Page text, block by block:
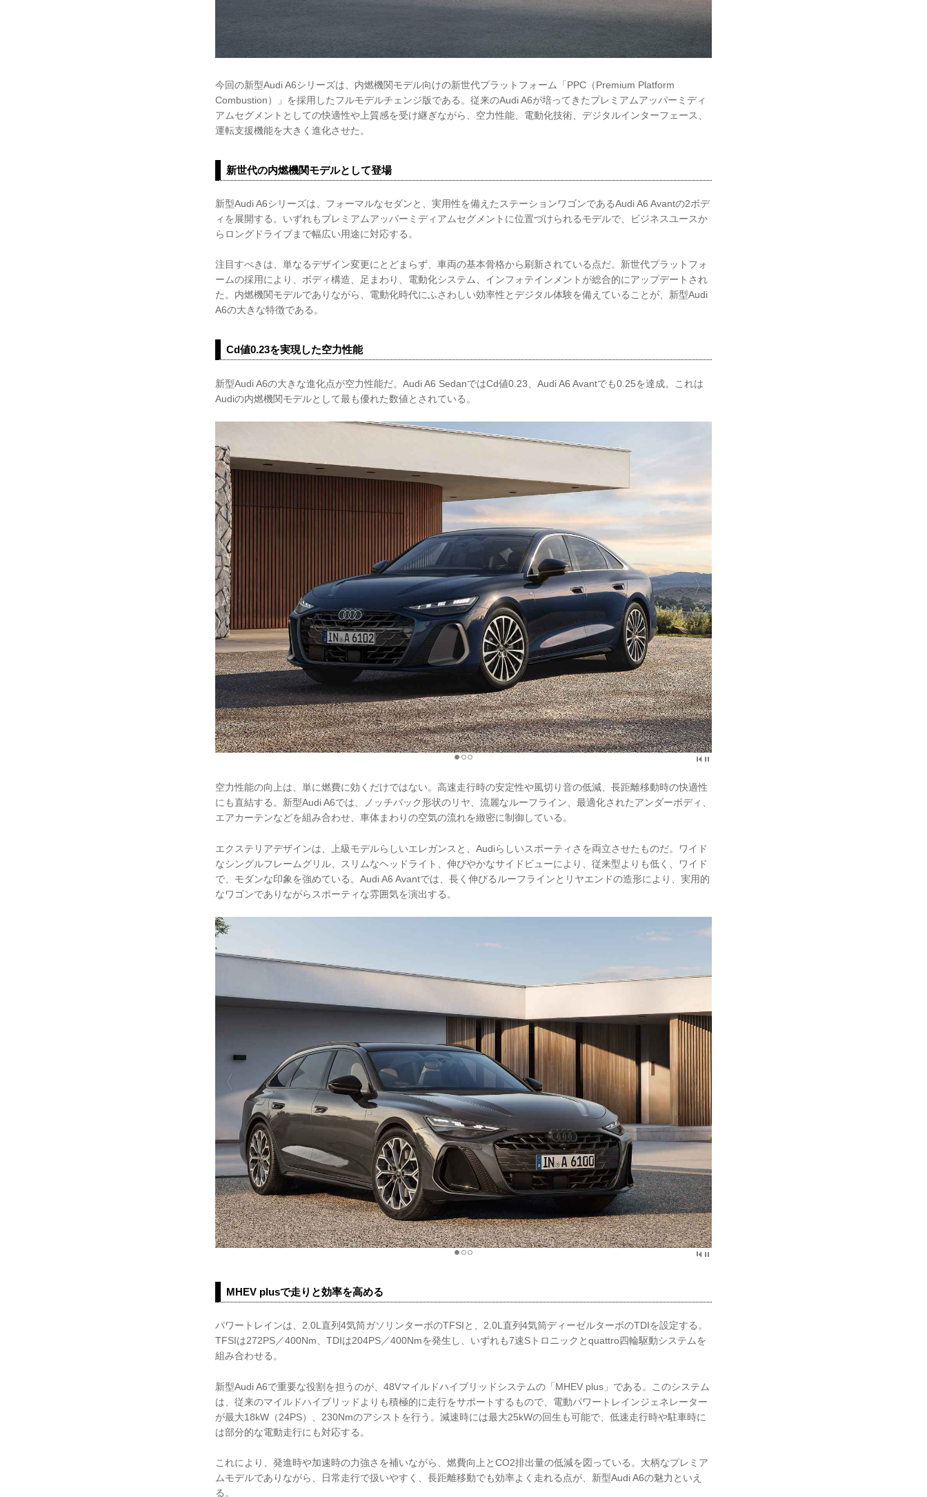
今回の新型Audi A6シリーズは、内燃機関モデル向けの新世代プラットフォーム「PPC（Premium Platform
Combustion）」を採用したフルモデルチェンジ版である。従来のAudi A6が培ってきたプレミアムアッパーミディ
アムセグメントとしての快適性や上質感を受け継ぎながら、空力性能、電動化技術、デジタルインターフェース、
運転支援機能を大きく進化させた。
新世代の内燃機関モデルとして登場
新型Audi A6シリーズは、フォーマルなセダンと、実用性を備えたステーションワゴンであるAudi A6 Avantの2ボデ
ィを展開する。いずれもプレミアムアッパーミディアムセグメントに位置づけられるモデルで、ビジネスユースか
らロングドライブまで幅広い用途に対応する。
注目すべきは、単なるデザイン変更にとどまらず、車両の基本骨格から刷新されている点だ。新世代プラットフォ
ームの採用により、ボディ構造、足まわり、電動化システム、インフォテインメントが総合的にアップデートされ
た。内燃機関モデルでありながら、電動化時代にふさわしい効率性とデジタル体験を備えていることが、新型Audi
A6の大きな特徴である。
Cd値0.23を実現した空力性能
新型Audi A6の大きな進化点が空力性能だ。Audi A6 SedanではCd値0.23、Audi A6 Avantでも0.25を達成。これは
Audiの内燃機関モデルとして最も優れた数値とされている。
空力性能の向上は、単に燃費に効くだけではない。高速走行時の安定性や風切り音の低減、長距離移動時の快適性
にも直結する。新型Audi A6では、ノッチバック形状のリヤ、流麗なルーフライン、最適化されたアンダーボディ、
エアカーテンなどを組み合わせ、車体まわりの空気の流れを緻密に制御している。
エクステリアデザインは、上級モデルらしいエレガンスと、Audiらしいスポーティさを両立させたものだ。ワイド
なシングルフレームグリル、スリムなヘッドライト、伸びやかなサイドビューにより、従来型よりも低く、ワイド
で、モダンな印象を強めている。Audi A6 Avantでは、長く伸びるルーフラインとリヤエンドの造形により、実用的
なワゴンでありながらスポーティな雰囲気を演出する。
MHEV plusで走りと効率を高める
パワートレインは、2.0L直列4気筒ガソリンターボのTFSIと、2.0L直列4気筒ディーゼルターボのTDIを設定する。
TFSIは272PS／400Nm、TDIは204PS／400Nmを発生し、いずれも7速Sトロニックとquattro四輪駆動システムを
組み合わせる。
新型Audi A6で重要な役割を担うのが、48Vマイルドハイブリッドシステムの「MHEV plus」である。このシステム
は、従来のマイルドハイブリッドよりも積極的に走行をサポートするもので、電動パワートレインジェネレーター
が最大18kW（24PS）、230Nmのアシストを行う。減速時には最大25kWの回生も可能で、低速走行時や駐車時に
は部分的な電動走行にも対応する。
これにより、発進時や加速時の力強さを補いながら、燃費向上とCO2排出量の低減を図っている。大柄なプレミア
ムモデルでありながら、日常走行で扱いやすく、長距離移動でも効率よく走れる点が、新型Audi A6の魅力といえ
る。